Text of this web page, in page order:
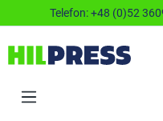
Telefon:+48 (0)52